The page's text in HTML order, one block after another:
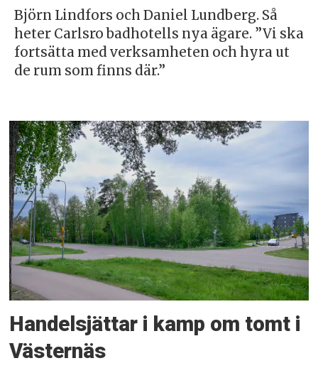
Björn Lindfors och Daniel Lundberg. Så
heter Carlsro badhotells nya ägare. ”Vi ska
fortsätta med verksamheten och hyra ut
de rum som finns där.”
Handelsjättar i kamp om tomt i
Västernäs